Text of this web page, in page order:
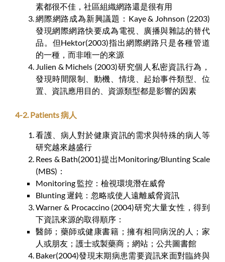
素都很不佳，社區組織網路還是很有用
網際網路成為新興議題：Kaye & Johnson (2203)
發現網際網路快要成為電視、廣播與雜誌的替代
品。但Hektor(2003)指出網際網路只是各種管道
的一種，而非唯一的來源
Julien & Michels (2003)研究個人私密資訊行為，
發現時間限制、動機、情境、起始事件類型、位
置、資訊應用目的、資源類型都是影響的因素
4-2. Patients 病人
看護、病人對於健康資訊的需求與特殊的病人等
研究越來越盛行
Rees & Bath(2001)提出Monitoring/Blunting Scale
(MBS)：
Monitoring 監控：檢視環境潛在威脅
Blunting 遲鈍：忽略或使人遠離威脅資訊
Warner & Procaccino (2004)研究大量女性，得到
下資訊來源的取得順序：
醫師；藥師或健康書籍；擁有相同病況的人；家
人或朋友；護士或製藥商；網站；公共圖書館
Baker(2004)發現末期病患需要資訊來面對臨終與